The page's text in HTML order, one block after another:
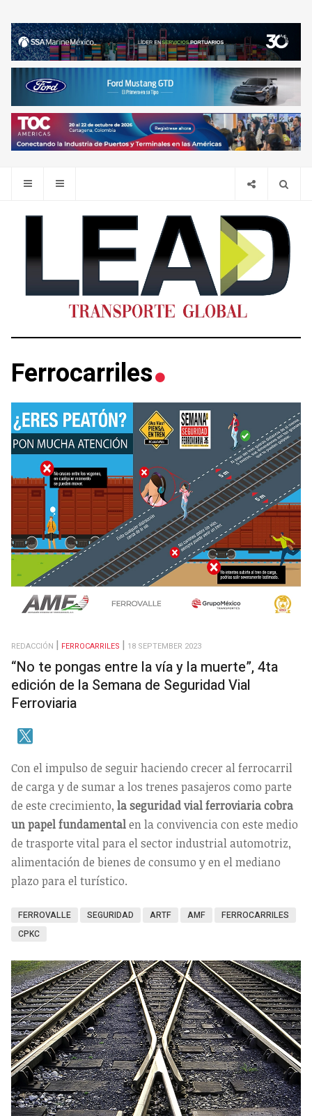
Ferrocarriles
REDACCIÓN FERROCARRILES 18 SEPTEMBER 2023
“No te pongas entre la vía y la muerte”, 4ta
edición de la Semana de Seguridad Vial
Ferroviaria
Con el impulso de seguir haciendo crecer al ferrocarril
de carga y de sumar a los trenes pasajeros como parte
de este crecimiento, la seguridad vial ferroviaria cobra
un papel fundamentalen la convivencia con este medio
de trasporte vital para el sector industrial automotriz,
alimentación de bienes de consumo y en el mediano
plazo para el turístico.
FERROVALLE SEGURIDAD ARTF AMF
FERROCARRILES
CPKC